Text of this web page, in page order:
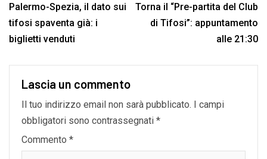
Palermo-Spezia, il dato sui
tifosi spaventa già: i
biglietti venduti
Torna il “Pre-partita del Club
di Tifosi”: appuntamento
alle 21:30
Lascia un commento
Il tuo indirizzo email non sarà pubblicato. I campi
obbligatori sono contrassegnati *
Commento *